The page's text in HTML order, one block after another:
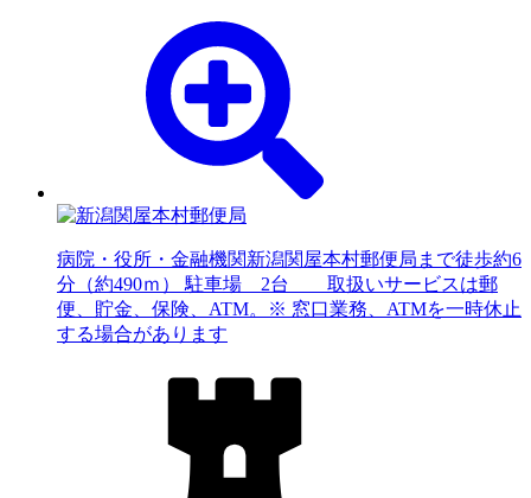
病院・役所・金融機関新潟関屋本村郵便局まで徒歩約6
分（約490ｍ） 駐車場 2台 取扱いサービスは郵
便、貯金、保険、ATM。※ 窓口業務、ATMを一時休止
する場合があります